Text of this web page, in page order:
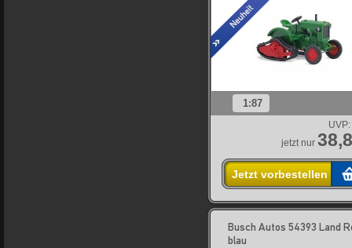
1:87
UVP:
jetzt nur
Jetzt vorbestellen
Busch Autos 54393 Land
blau